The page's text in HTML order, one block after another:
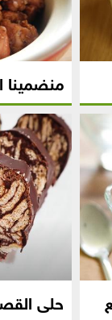
منضمينا
حلى